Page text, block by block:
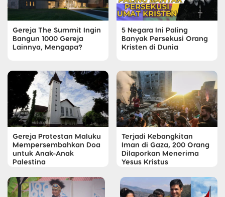
Gereja The Summit Ingin
Bangun 1000 Gereja
Lainnya, Mengapa?
5 Negara Ini Paling
Banyak Persekusi Orang
Kristen di Dunia
Gereja Protestan Maluku
Mempersembahkan Doa
untuk Anak-Anak
Palestina
Terjadi Kebangkitan
Iman di Gaza, 200 Orang
Dilaporkan Menerima
Yesus Kristus